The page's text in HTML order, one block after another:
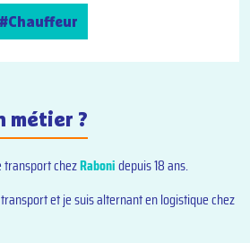
#Chauffeur
métier ?
transport chezRabonidepuis 18 ans.
et je suis alternant en logistique chez